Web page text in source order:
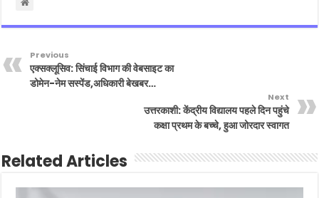
Previous
एक्सक्लूसिव: सिंचाई विभाग की वेबसाइट का
डोमेन-नेम सस्पेंड,अधिकारी बेखबर…
Next
उत्तरकाशी: केंद्रीय विद्यालय पहले दिन पहुंचे
कक्षा प्रथम के बच्चे, हुआ जोरदार स्वागत
Related Articles